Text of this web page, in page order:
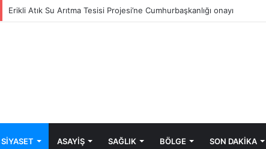
Erikli Atık Su Arıtma Tesisi Projesi’ne Cumhurbaşkanlığı onayı
SIYASET ASAYIŞ SAĞLIK BÖLGE SON DAKIKA